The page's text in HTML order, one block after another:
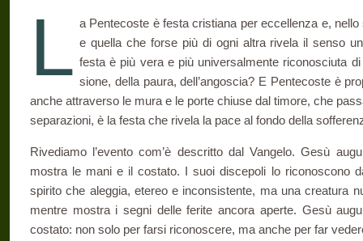
L a Pentecoste è festa cristiana per eccellenza e,
e quella che forse più di ogni altra rivela il senso
festa è più vera e più universalmente riconosciuta
sione, della paura, dell’angoscia? E Pentecoste è
anche attraverso le mura e le porte chiuse dal timore, che
separazioni, è la festa che rivela la pace al fondo della
Rivediamo l’evento com’è descritto dal Vangelo. Gesù
mostra le mani e il costato. I suoi discepoli lo riconoscono
spirito che aleggia, etereo e inconsistente, ma una creatura
mentre mostra i segni delle ferite ancora aperte. Gesù
costato: non solo per farsi riconoscere, ma anche per far